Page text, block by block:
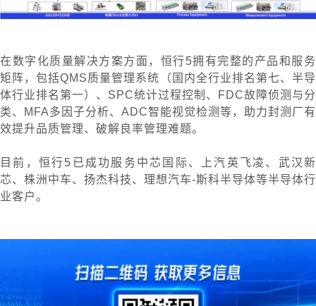
在数字化质量解决方案方面，恒行5拥有完整的产品和服务
矩阵，包括QMS质量管理系统（国内全行业排名第七、半导
体行业排名第一）、SPC统计过程控制、FDC故障侦测与分
类、MFA多因子分析、ADC智能视觉检测等，助力封测厂有
效提升品质管理、破解良率管理难题。
目前，恒行5已成功服务中芯国际、上汽英飞凌、武汉新
芯、株洲中车、扬杰科技、理想汽车-斯科半导体等半导体行
业客户。